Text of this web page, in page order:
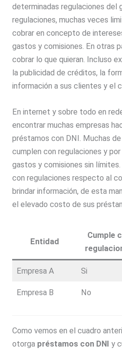
determinadas regulaciones del
regulaciones, muchas veces
cobrar en concepto de
gastos y comisiones. En otras
cobrar lo que quieran. Incluso
la publicidad de créditos, la
información a sus clientes y el
En internet y sobre todo en
encontrar muchas empresas
préstamos con DNI. Muchas
cumplen con regulaciones y
gastos y comisiones sin
con regulaciones respecto al
brindar información, de esta
el elevado costo de sus
Entidad
Cumple
Empresa A Si
Empresa B No
Como vemos en el cuadro
otorga préstamos con DNI y